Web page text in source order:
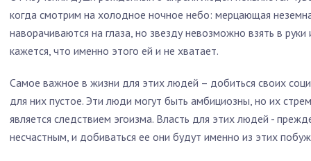
когда смотрим на холодное ночное небо: мерцающая
наворачиваются на глаза, но звезду невозможно взять в руки
кажется, что именно этого ей и не хватает.
Самое важное в жизни для этих людей – добиться своих
для них пустое. Эти люди могут быть амбициозны, но их
является следствием эгоизма. Власть для этих людей -
несчастным, и добиваться ее они будут именно из этих